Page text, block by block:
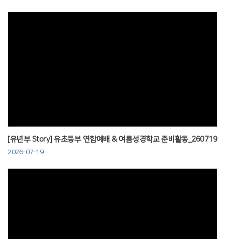
[유년부 Story] 유초등부 연합예배 & 여름성경학교 준비활동_260719
2026-07-19